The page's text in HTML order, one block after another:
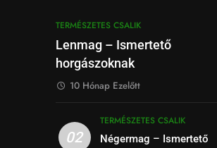
TERMÉSZETES CSALIK
Lenmag – Ismertető
horgászoknak
10 Hónap Ezelőtt
02
TERMÉSZETES CSALIK
Négermag – Ismertető